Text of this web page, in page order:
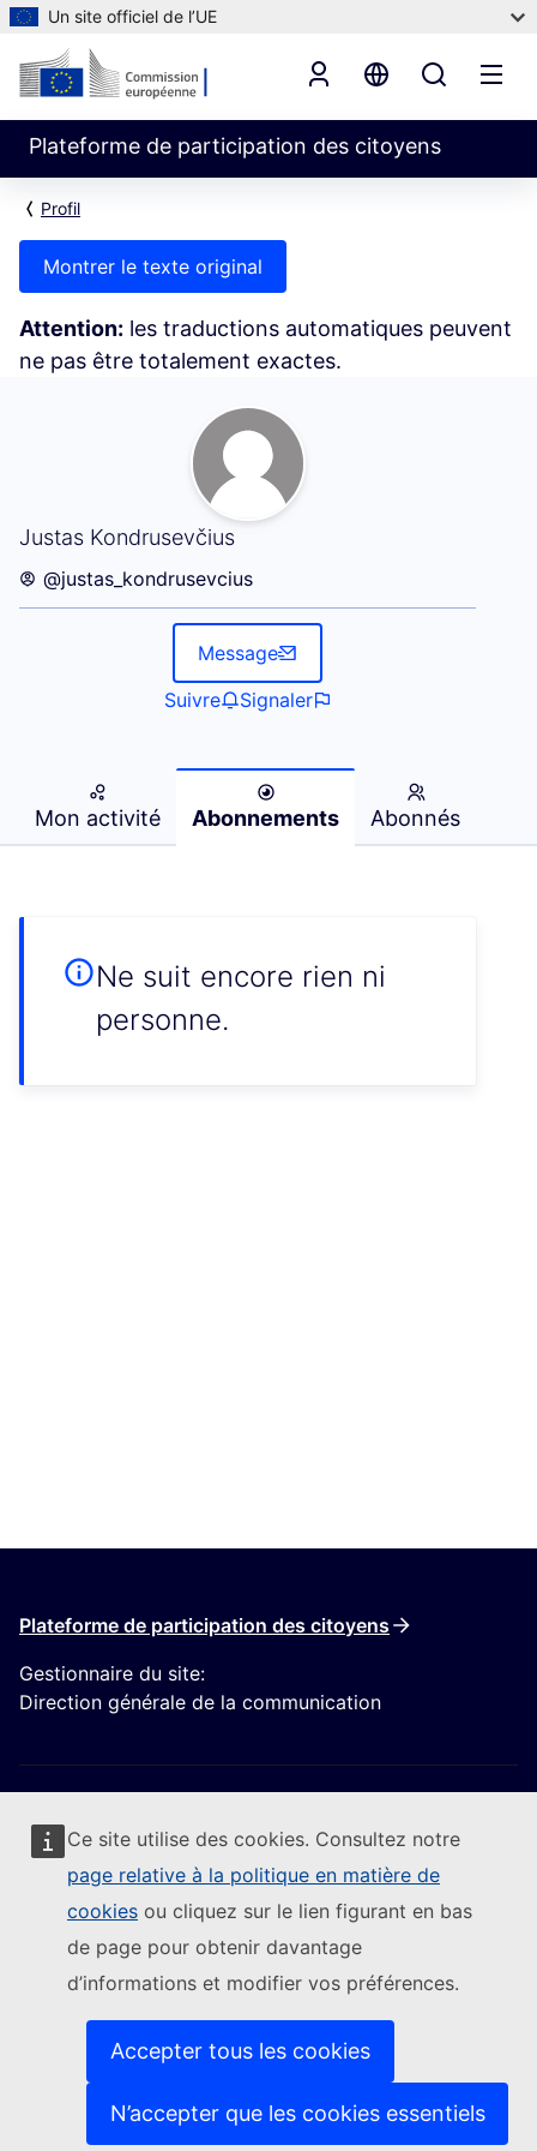
Un site officiel de l’UE
Ce site utilise des cookies. Consultez notre
page relative à la politique en matière de
cookies ou cliquez sur le lien figurant en bas
de page pour obtenir davantage
d’informations et modifier vos préférences.
Accepter tous les cookies
N’accepter que les cookies essentiels
Plateforme de participation des citoyens
Profil
Montrer le texte original
Attention: les traductions automatiques peuvent
ne pas être totalement exactes.
Justas Kondrusevčius
Abonnements (Justas Kondrusevčius)
@justas_kondrusevcius
Message
Suivre
Signaler
Mon activité Abonnements Abonnés
Ne suit encore rien ni
personne.
Plateforme de participation des citoyens
Gestionnaire du site:
Direction générale de la communication
Suivre la Commission européenne
Nous contacter(Lien externe)
Signaler une vulnérabilité informatique(Lien externe)
Les langues sur nos sites web(Lien externe)
(Lien externe)
Protection de la vie privée
Avis juridique
(Lien externe)